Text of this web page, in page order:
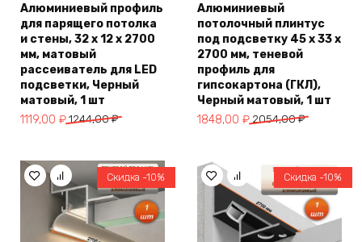
Алюминиевый профиль
для парящего потолка
и стены, 32 х 12 х 2700
мм, матовый
рассеиватель для LED
подсветки, Черный
матовый, 1 шт
1244,00₽
Первоначальная
1244,00 ₽.
1119,00 ₽
Текущая
Алюминиевый
потолочный плинтус
под подсветку 45 x 33 х
2700 мм, теневой
профиль для
гипсокартона (ГКЛ),
Черный матовый, 1 шт
2054,00₽
Первоначальная
2054,00 ₽.
1848,00 ₽
Текущая
Скидка -10% Скидка -10%